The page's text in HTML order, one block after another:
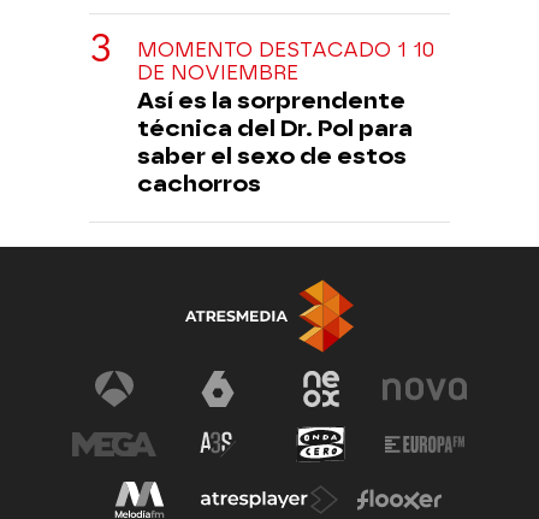
MOMENTO DESTACADO 1 10
DE NOVIEMBRE
Así es la sorprendente
técnica del Dr. Pol para
saber el sexo de estos
cachorros